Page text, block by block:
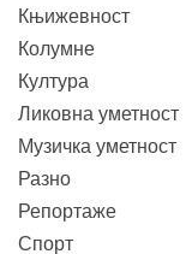
Књижевност
Колумне
Култура
Ликовна уметност
Музичка уметност
Разно
Репортаже
Спорт